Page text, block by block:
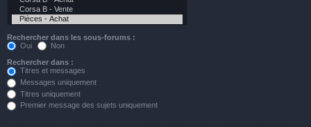
Rechercher dans les sous-forums :
Oui
Non
Rechercher dans :
Titres et messages
Messages uniquement
Titres uniquement
Premier message des sujets uniquement